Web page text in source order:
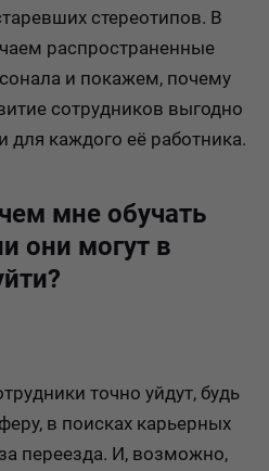
стереотипов. В
распространенные
и покажем, почему
сотрудников выгодно
для каждого её работника.
мне обучать
они могут в
точно уйдут, будь
в поисках карьерных
переезда. И, возможно,